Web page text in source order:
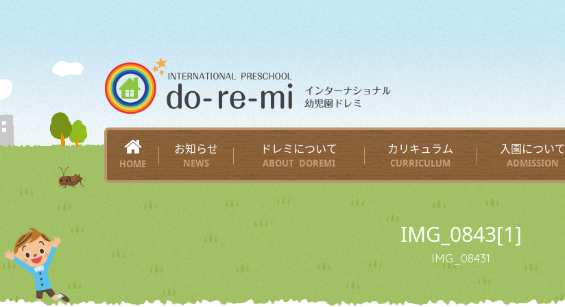
HOME
お知らせ
NEWS
ドレミについて
ABOUT DOREMI
カリキュラム
CURRICULUM
入園について
ADMISSION
IMG_0843[1]
IMG_08431